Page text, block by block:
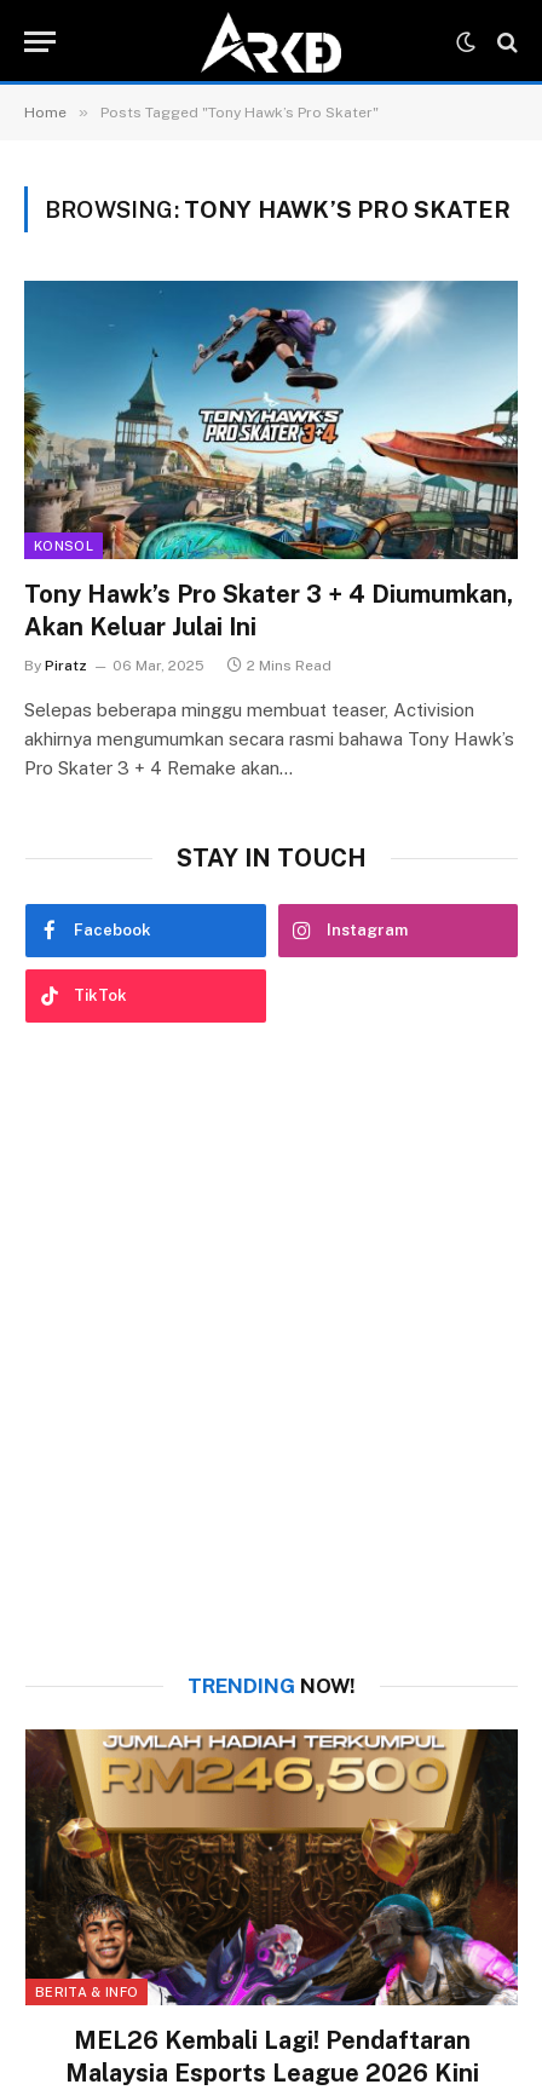
Home » Posts Tagged "Tony Hawk’s Pro Skater"
BROWSING: TONY HAWK’S PRO SKATER
KONSOL
Tony Hawk’s Pro Skater 3 + 4 Diumumkan,
Akan Keluar Julai Ini
By Piratz 06 Mar, 2025 2 Mins Read
Selepas beberapa minggu membuat teaser, Activision
akhirnya mengumumkan secara rasmi bahawa Tony Hawk’s
Pro Skater 3 + 4 Remake akan…
STAY IN TOUCH
Facebook Instagram
TikTok
TRENDING NOW!
BERITA & INFO
MEL26 Kembali Lagi! Pendaftaran
Malaysia Esports League 2026 Kini